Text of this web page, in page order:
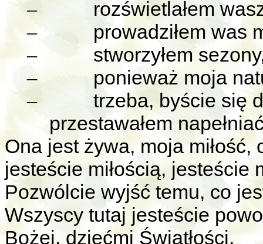
– rozświetlałem
– prowadziłem was
– stworzyłem
– ponieważ moja
–
trzeba, byście się
przestawałem
Ona jest żywa, moja miłość,
jesteście miłością, jesteście
Pozwólcie wyjść temu, co
Wszyscy tutaj jesteście
Bożej, dziećmi Światłości.